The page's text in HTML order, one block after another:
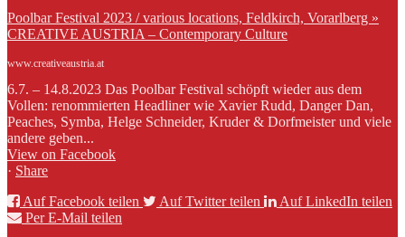
Poolbar Festival 2023 / various locations, Feldkirch, Vorarlberg »
CREATIVE AUSTRIA – Contemporary Culture
www.creativeaustria.at
6.7. – 14.8.2023 Das Poolbar Festival schöpft wieder aus dem
Vollen: renommierten Headliner wie Xavier Rudd, Danger Dan,
Peaches, Symba, Helge Schneider, Kruder & Dorfmeister und viele
andere geben...
View on Facebook
· Share
Auf Facebook teilen
Auf Twitter teilen
Auf LinkedIn teilen
Per E-Mail teilen